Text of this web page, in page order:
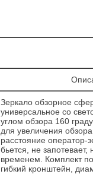
Зеркало обзорное
универсальное со
углом обзора 160
для увеличения
расстояние оператор-
бьется, не запотевает,
временем. Комплект
гибкий кронштейн,